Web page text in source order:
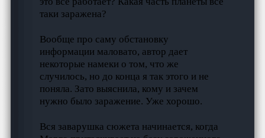
таки заражена?
Вообще про саму обстановку
информации маловато, автор дает
некоторые намеки о том, что же
случилось, но до конца я так этого и не
поняла. Зато выяснила, кому и зачем
нужно было заражение. Уже хорошо.
Вся заварушка сюжета начинается, когда